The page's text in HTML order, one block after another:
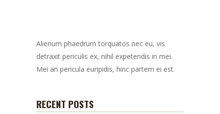
Alienum phaedrum torquatos nec eu, vis
detraxit periculis ex, nihil expetendis in mei.
Mei an pericula euripidis, hinc partem ei est.
RECENT POSTS